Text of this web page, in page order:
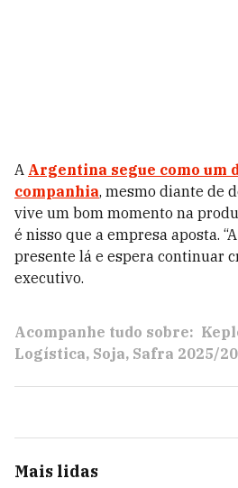
A Argentina segue como um
companhia, mesmo diante de
vive um bom momento na
é nisso que a empresa aposta.
presente lá e espera continuar
executivo.
Acompanhe tudo sobre:
Logística Soja Safra 2025/
Mais lidas